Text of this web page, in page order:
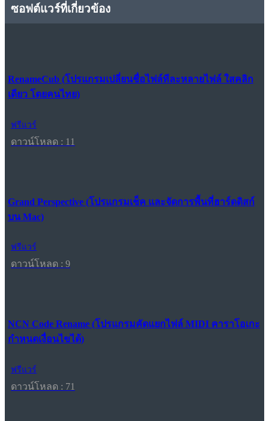
ซอฟต์แวร์ที่เกี่ยวข้อง
RenameCub (โปรแกรมเปลี่ยนชื่อไฟล์ทีละหลายไฟล์ ใสคลิก
เดียว โดยคนไทย)
ฟรีแวร์
ดาวน์โหลด : 11
Grand Perspective (โปรแกรมเช็ค และจัดการพื้นที่ฮาร์ดดิสก์
บน Mac)
ฟรีแวร์
ดาวน์โหลด : 9
NCN Code Rename (โปรแกรมคัดแยกไฟล์ MIDI คาราโอเกะ
กำหนดเงื่อนไขได้)
ฟรีแวร์
ดาวน์โหลด : 71